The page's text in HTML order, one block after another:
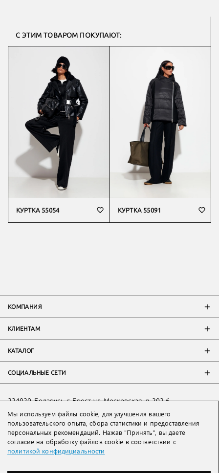
С ЭТИМ ТОВАРОМ ПОКУПАЮТ:
КУРТКА 55054 КУРТКА 55091
КОМПАНИЯ
КЛИЕНТАМ
КАТАЛОГ
СОЦИАЛЬНЫЕ СЕТИ
214018 Россия, г. Смоленск, пр-т. Гагарина, д. 19
224020, Беларусь, г. Брест, ул. Московская, д. 202-6
Тел:+7 993 398 36 60(WhatsApp
Тел:+375 29 205 80 10( WhatsApp,Viber)
Email:ved@lakbi.com
Мы используем файлы cookie, для улучшения вашего
пользовательского опыта, сбора статистики и предоставления
персональных рекомендаций. Нажав "Принять", вы даете
согласие на обработку файлов cookie в соответствии с
политикой конфидициальности